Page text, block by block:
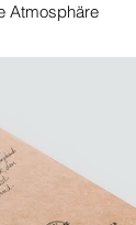
Atmosphäre